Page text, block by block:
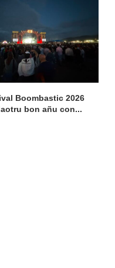
Boombastic 2026
bon añu con...